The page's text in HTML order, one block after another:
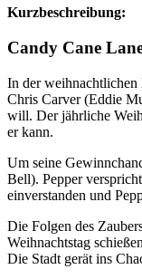
Kurzbeschreibung:
Candy Cane
In der weihnachtlichen
Chris Carver (Eddie
will. Der jährliche
er kann.
Um seine
Bell). Pepper
einverstanden und
Die Folgen des
Weihnachtstag
Die Stadt gerät ins